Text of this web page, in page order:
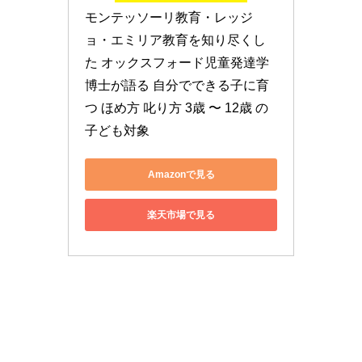
モンテッソーリ教育・レッジ
ョ・エミリア教育を知り尽くし
た オックスフォード児童発達学
博士が語る 自分でできる子に育
つ ほめ方 叱り方 3歳 〜 12歳 の
子ども対象
Amazonで見る
楽天市場で見る